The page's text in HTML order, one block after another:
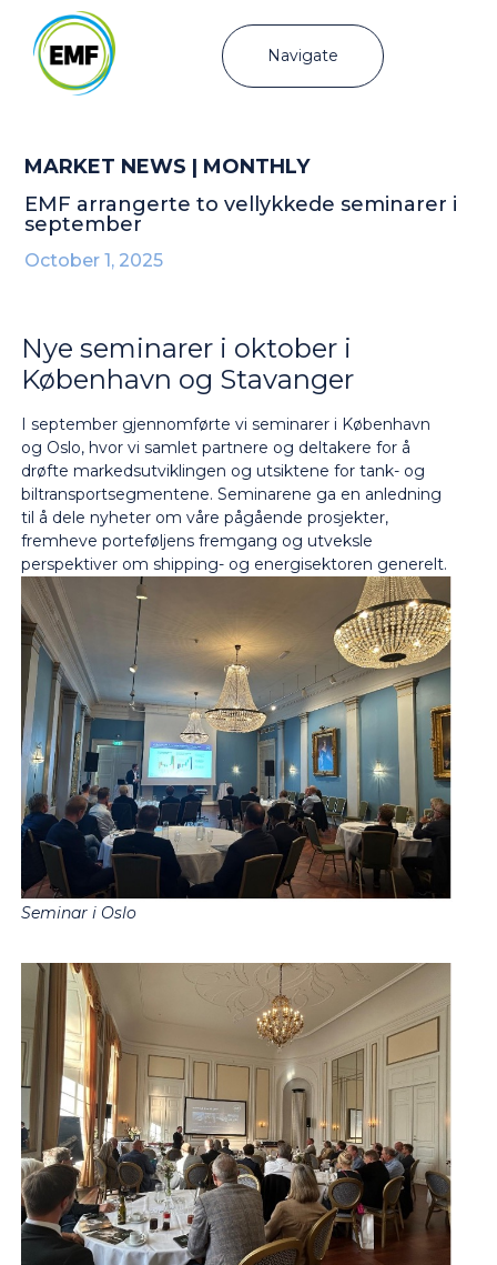
Navigate
MARKET NEWS | MONTHLY
EMF arrangerte to vellykkede seminarer i
september
October 1, 2025
Nye seminarer i oktober i
København og Stavanger
I september gjennomførte vi seminarer i København
og Oslo, hvor vi samlet partnere og deltakere for å
drøfte markedsutviklingen og utsiktene for tank- og
biltransportsegmentene. Seminarene ga en anledning
til å dele nyheter om våre pågående prosjekter,
fremheve porteføljens fremgang og utveksle
perspektiver om shipping- og energisektoren generelt.
Seminar i Oslo